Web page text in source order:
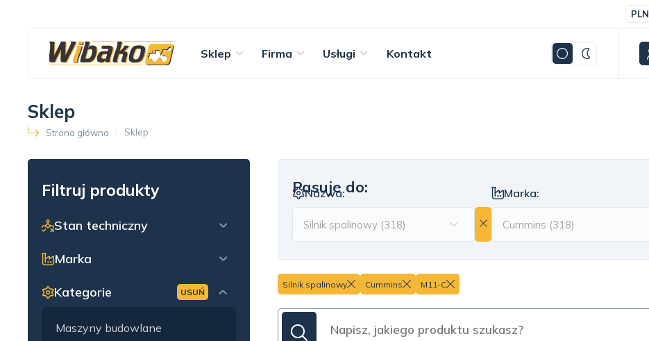
PLN
Sklep Firma Usługi Kontakt
Sklep
Strona główna Sklep
Filtruj produkty
Stan techniczny
Marka
Kategorie USUŃ
Maszyny budowlane
Pasuje do:
Nazwa: Marka:
Silnik spalinowy Cummins M11-C